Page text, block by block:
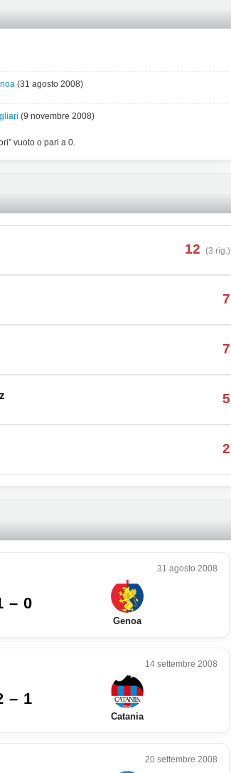
(31 agosto 2008)
(9 novembre 2008)
vuoto o pari a 0.
12 (3 rig.)
7
7
5
2
31 agosto 2008
– 0
Genoa
14 settembre 2008
– 1
Catania
20 settembre 2008